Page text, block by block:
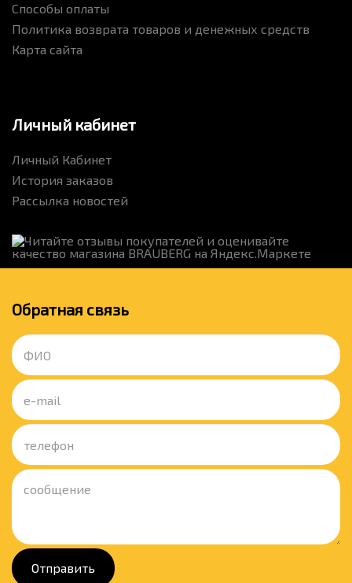
Способы оплаты
Политика возврата товаров и денежных средств
Карта сайта
Личный кабинет
Личный Кабинет
История заказов
Рассылка новостей
Обратная связь
Отправить